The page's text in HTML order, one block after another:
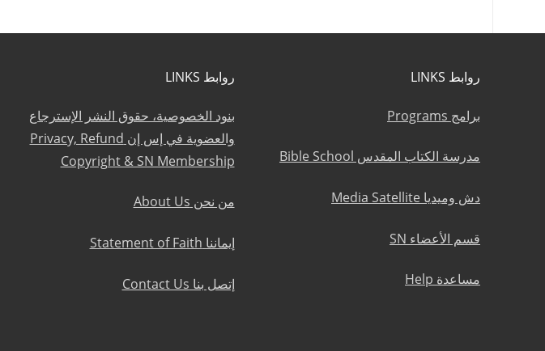
روابط LINKS
برامج Programs
مدرسة الكتاب المقدس Bible School
دش وميديا Media Satellite
قسم الأعضاء SN
مساعدة Help
روابط LINKS
بنود الخصوصية، حقوق النشر الإسترجاع
والعضوية في إس إن Privacy, Refund
Copyright & SN Membership
من نحن About Us
إيماننا Statement of Faith
إتصل بنا Contact Us